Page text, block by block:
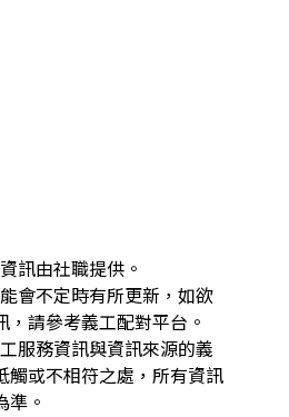
訊由社職提供。
會不定時有所更新，如欲
請參考義工配對平台。
服務資訊與資訊來源的義
觸或不相符之處，所有資訊
準。